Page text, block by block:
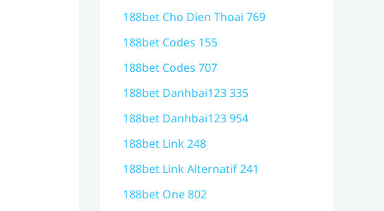
188bet Cho Dien Thoai 769
188bet Codes 155
188bet Codes 707
188bet Danhbai123 335
188bet Danhbai123 954
188bet Link 248
188bet Link Alternatif 241
188bet One 802